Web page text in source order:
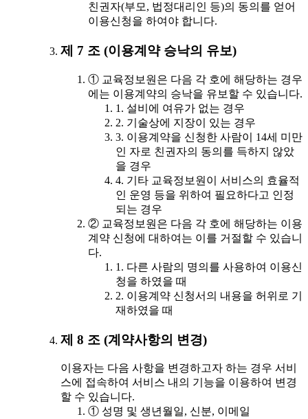
친권자(부모, 법정대리인 등)의 동의를 얻어
이용신청을 하여야 합니다.
제 7 조 (이용계약 승낙의 유보)
① 교육정보원은 다음 각 호에 해당하는 경우
에는 이용계약의 승낙을 유보할 수 있습니다.
1. 설비에 여유가 없는 경우
2. 기술상에 지장이 있는 경우
3. 이용계약을 신청한 사람이 14세 미만
인 자로 친권자의 동의를 득하지 않았
을 경우
4. 기타 교육정보원이 서비스의 효율적
인 운영 등을 위하여 필요하다고 인정
되는 경우
② 교육정보원은 다음 각 호에 해당하는 이용
계약 신청에 대하여는 이를 거절할 수 있습니
다.
1. 다른 사람의 명의를 사용하여 이용신
청을 하였을 때
2. 이용계약 신청서의 내용을 허위로 기
재하였을 때
제 8 조 (계약사항의 변경)
이용자는 다음 사항을 변경하고자 하는 경우 서비
스에 접속하여 서비스 내의 기능을 이용하여 변경
할 수 있습니다.
① 성명 및 생년월일, 신분, 이메일